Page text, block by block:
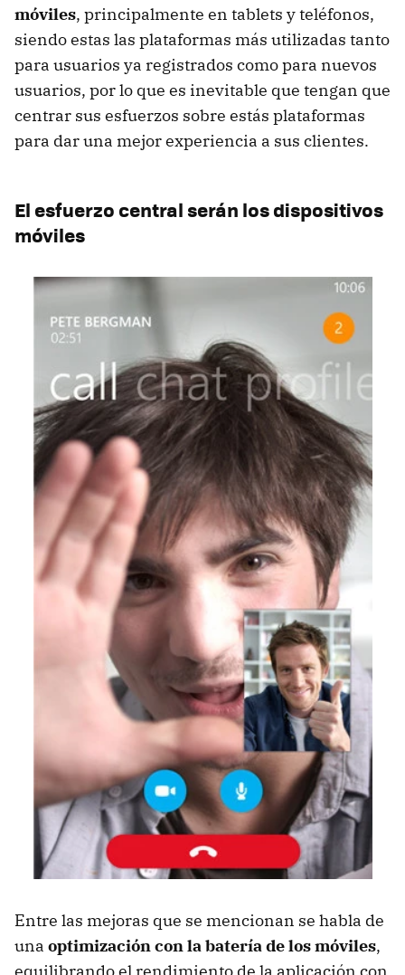
móviles, principalmente en tablets y teléfonos,
siendo estas las plataformas más utilizadas tanto
para usuarios ya registrados como para nuevos
usuarios, por lo que es inevitable que tengan que
centrar sus esfuerzos sobre estás plataformas
para dar una mejor experiencia a sus clientes.
El esfuerzo central serán los dispositivos
móviles
Entre las mejoras que se mencionan se habla de
una optimización con la batería de los móviles,